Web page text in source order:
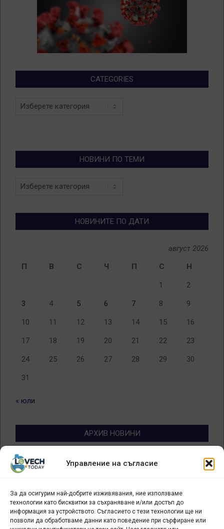
Управление на съгласие
За да осигурим най-добрите изживявания, ние използваме
технологии като бисквитки за съхраняване и/или достъп до
информация за устройството. Съгласието с тези технологии ще ни
позволи да обработваме данни като поведение при сърфиране или
CATEGORIES
Categories
НОВИНИ ПО ТЕМИ
Новини
НОВИНИТЕ ПО ДАТИ
август 2026
П
В С Ч П С Н
1 2
3 4 5 6 7 8 9
10 11 12 13 14 15 16
17 18 19 20 21 22 23
24 25 26 27 28 29 30
31
« юли
АРХИВ НОВИНИ
Архив
новини
БИЗНЕС
Арт галерия "Мостове" – магазин за изкуство